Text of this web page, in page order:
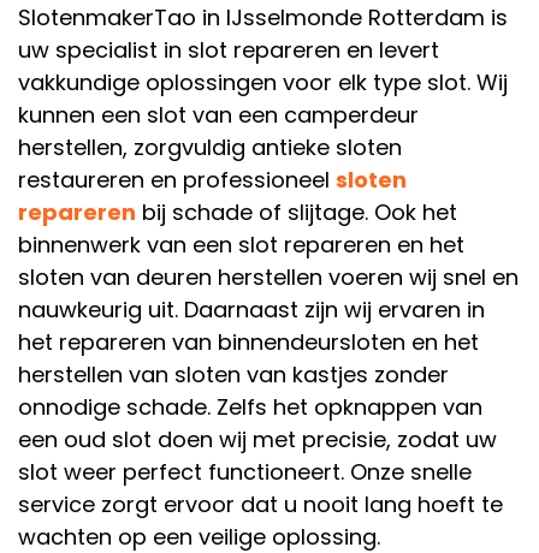
SlotenmakerTao in IJsselmonde Rotterdam is
uw specialist in slot repareren en levert
vakkundige oplossingen voor elk type slot. Wij
kunnen een slot van een camperdeur
herstellen, zorgvuldig antieke sloten
restaureren en professioneel sloten
repareren bij schade of slijtage. Ook het
binnenwerk van een slot repareren en het
sloten van deuren herstellen voeren wij snel en
nauwkeurig uit. Daarnaast zijn wij ervaren in
het repareren van binnendeursloten en het
herstellen van sloten van kastjes zonder
onnodige schade. Zelfs het opknappen van
een oud slot doen wij met precisie, zodat uw
slot weer perfect functioneert. Onze snelle
service zorgt ervoor dat u nooit lang hoeft te
wachten op een veilige oplossing.